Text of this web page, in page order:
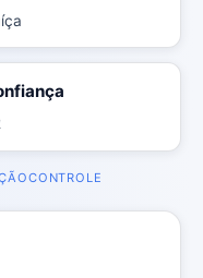
CONTROLE